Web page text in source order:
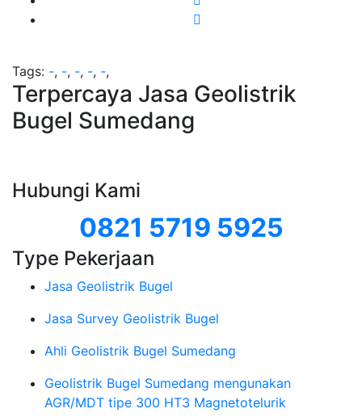
Tags: -, -, -, -, -,
Terpercaya Jasa Geolistrik
Bugel Sumedang
Hubungi Kami
0821 5719 5925
Type Pekerjaan
Jasa Geolistrik Bugel
Jasa Survey Geolistrik Bugel
Ahli Geolistrik Bugel Sumedang
Geolistrik Bugel Sumedang mengunakan
AGR/MDT tipe 300 HT3 Magnetotelurik